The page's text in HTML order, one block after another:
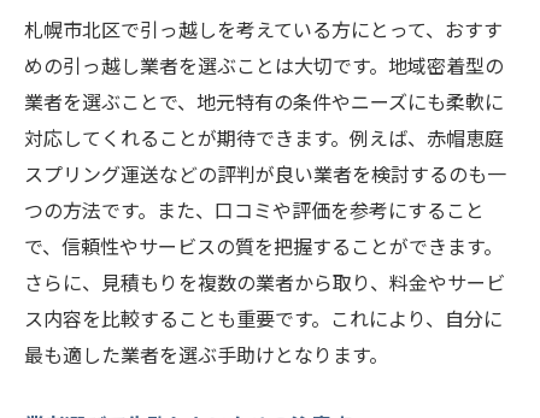
札幌市北区で引っ越しを考えている方にとって、おすす
めの引っ越し業者を選ぶことは大切です。地域密着型の
業者を選ぶことで、地元特有の条件やニーズにも柔軟に
対応してくれることが期待できます。例えば、赤帽恵庭
スプリング運送などの評判が良い業者を検討するのも一
つの方法です。また、口コミや評価を参考にすること
で、信頼性やサービスの質を把握することができます。
さらに、見積もりを複数の業者から取り、料金やサービ
ス内容を比較することも重要です。これにより、自分に
最も適した業者を選ぶ手助けとなります。